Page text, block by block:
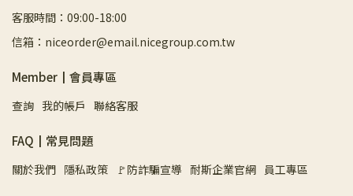
客服時間：09:00-18:00
信箱：niceorder@email.nicegroup.com.tw
Member┃會員專區
查詢 我的帳戶 聯絡客服
FAQ┃常見問題
關於我們 隱私政策 🚩防詐騙宣導 耐斯企業官網 員工專區